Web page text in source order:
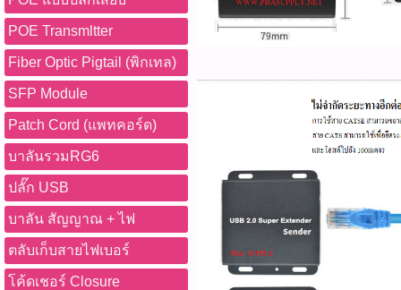
POE Transmltter
Fiber Optic Pigtail (พิกเทล)
SFP Module
Patch Cord (แพทคอร์ด)
บาลันรวมRG6
ปลั๊ก USB
บาลัน สัญญาณ + ไฟ
ตลับเก็บสายไฟเบอร์
โค้ดเชอร์ Closure